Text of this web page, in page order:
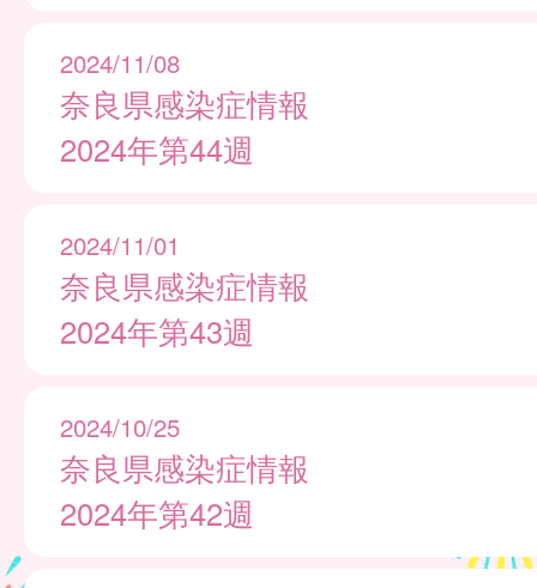
2024/11/08
奈良県感染症情報
2024年第44週
2024/11/01
奈良県感染症情報
2024年第43週
2024/10/25
奈良県感染症情報
2024年第42週